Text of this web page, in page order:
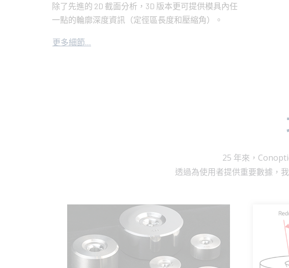
除了先進的 2D 截面分析，3D 版本更可提供模具內任
一點的輪廓深度資訊（定徑區長度和壓縮角）。
更多細節...
25 年來，
透過為使用者提供重要數據，